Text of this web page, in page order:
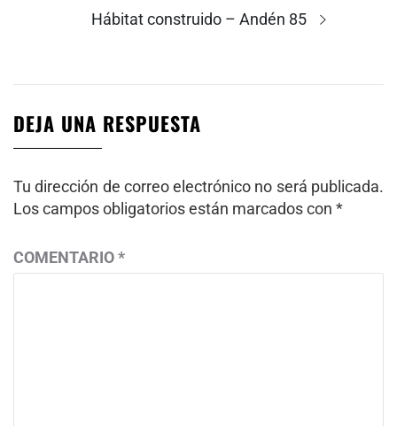
Entrada
Hábitat construido – Andén 85
DEJA UNA RESPUESTA
Tu dirección de correo electrónico no será publicada.
Los campos obligatorios están marcados con *
COMENTARIO*